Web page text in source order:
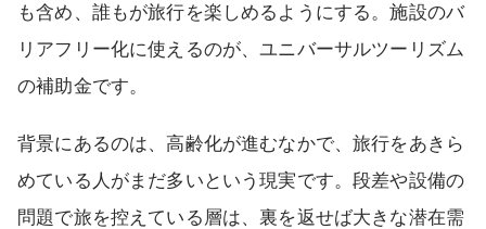
も含め、誰もが旅行を楽しめるようにする。施設のバ
リアフリー化に使えるのが、ユニバーサルツーリズム
の補助金です。
背景にあるのは、高齢化が進むなかで、旅行をあきら
めている人がまだ多いという現実です。段差や設備の
問題で旅を控えている層は、裏を返せば大きな潜在需